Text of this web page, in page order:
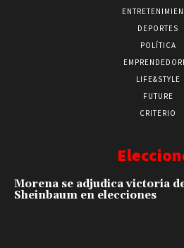
DEPORTES
POLÍTICA
LIFE&STYLE
FUTURE
CRITERIO
Morena se adjudica victoria
Sheinbaum en elecciones